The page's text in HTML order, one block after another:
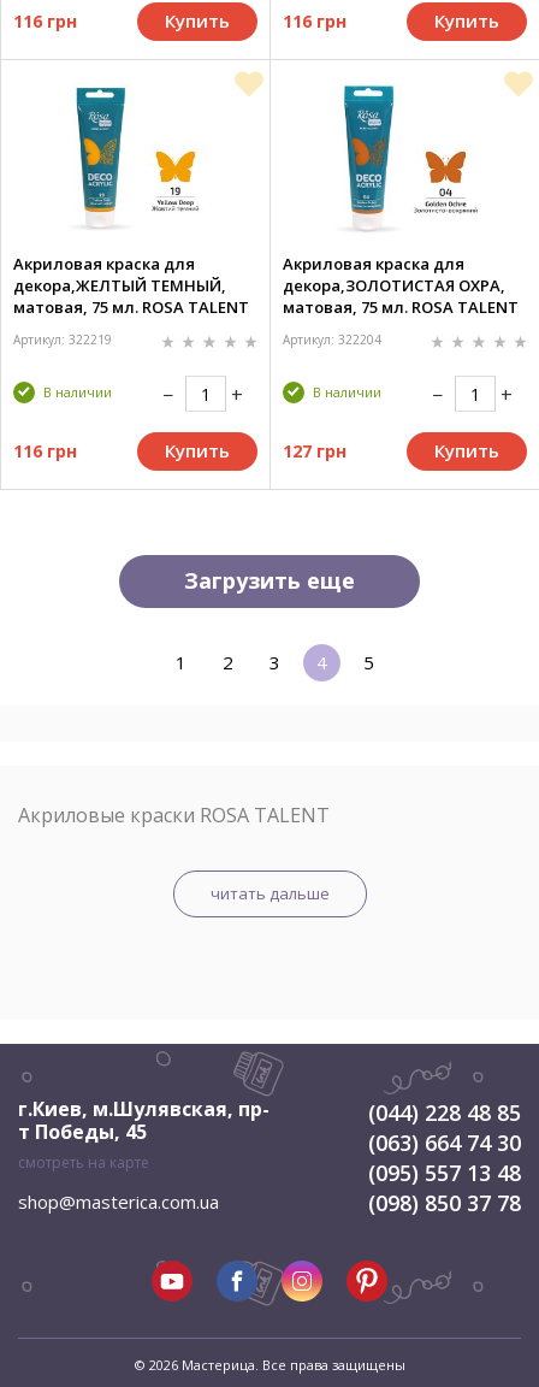
116 грн Купить 116 грн Купить
Акриловая краска для
декора,ЖЕЛТЫЙ ТЕМНЫЙ,
матовая, 75 мл. ROSA TALENT
Артикул: 322219
В наличии
116 грн Купить
Акриловая краска для
декора,ЗОЛОТИСТАЯ ОХРА,
матовая, 75 мл. ROSA TALENT
Артикул: 322204
В наличии
127 грн Купить
Загрузить еще
1 2 3 4 5
Акриловые краски ROSA TALENT
читать дальше
г.Киев, м.Шулявская, пр-
т Победы, 45
смотреть на карте
shop@masterica.com.ua
(044) 228 48 85
(063) 664 74 30
(095) 557 13 48
(098) 850 37 78
© 2026 Мастерица. Все права защищены